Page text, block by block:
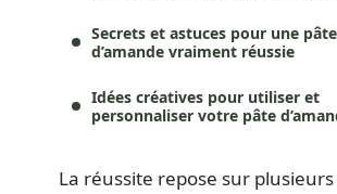
Secrets et astuces pour une pâte
d’amande vraiment réussie
Idées créatives pour utiliser et
personnaliser votre pâte
La réussite repose sur plusieurs